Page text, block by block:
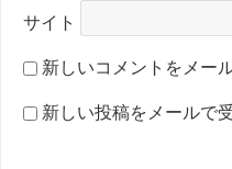
サイト
新しいコメントをメー
新しい投稿をメールで